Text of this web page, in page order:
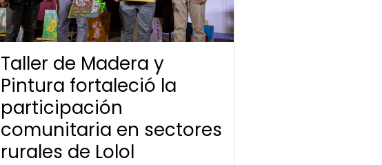
Taller de Madera y
Pintura fortaleció la
participación
comunitaria en sectores
rurales de Lolol